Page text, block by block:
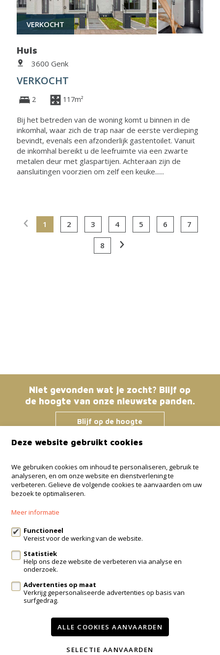
VERKOCHT
Huis
3600 Genk
VERKOCHT
2 117m²
Bij het betreden van de woning komt u binnen in de
inkomhal, waar zich de trap naar de eerste verdieping
bevindt, evenals een afzonderlijk gastentoilet. Vanuit
de inkomhal bereikt u de leefruimte via een zwarte
metalen deur met glaspartijen. Achteraan zijn de
aansluitingen voorzien om zelf een keuke......
1 2 3 4 5 6 7
8
Niet gevonden wat je zocht? Blijf op
de hoogte van onze nieuwste panden.
Blijf op de hoogte
Immo Bosmans
Klokstraat 25 / 21
3600 Genk
info@immo-bosmans.be
Te koop Te huur
Contact
Wijzig cookie voorkeuren
voorwaarden privacy powered by Whise
Deze website gebruikt cookies
We gebruiken cookies om inhoud te personaliseren, gebruik te
analyseren, en om onze website en dienstverlening te
verbeteren. Gelieve de volgende cookies te aanvaarden om uw
bezoek te optimaliseren.
Meer informatie
Functioneel
Vereist voor de werking van de website.
Statistiek
Help ons deze website de verbeteren via analyse en
onderzoek.
Advertenties op maat
Verkrijg gepersonaliseerde advertenties op basis van
surfgedrag.
ALLE COOKIES AANVAARDEN
SELECTIE AANVAARDEN